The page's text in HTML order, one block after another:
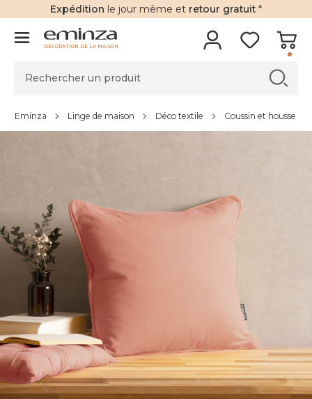
Expédition le jour même et retour gratuit *
DÉCORATION DE LA MAISON
Eminza Linge de maison Déco textile Coussin et housse